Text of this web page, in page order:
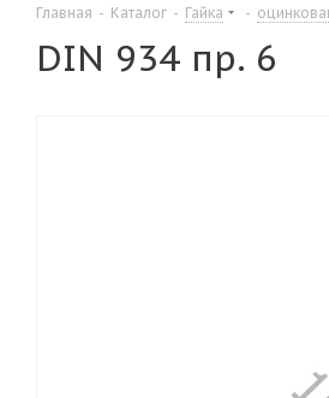
Главная - Каталог - Гайка -
DIN 934 пр. 6